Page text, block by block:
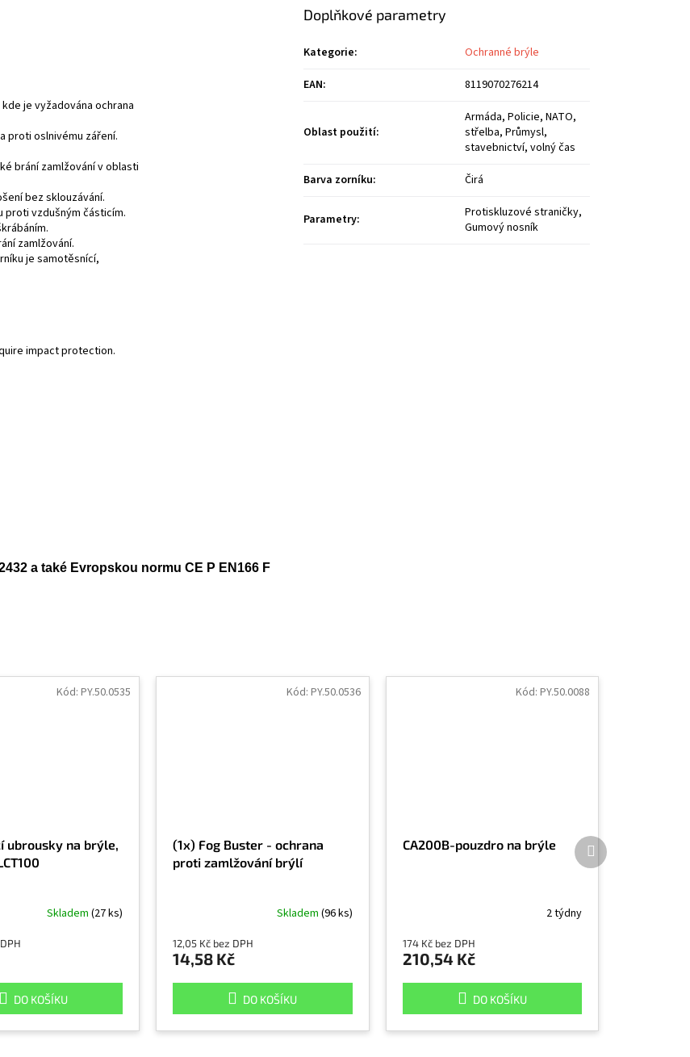
ubrousky na brýle,
Skladem (27 ks)
DO KOŠÍKU
Kód: PY.50.0535
(1x) Fog Buster - ochrana
proti zamlžování brýlí
Skladem (96 ks)
12,05 Kč bez DPH
14,58 Kč
DO KOŠÍKU
Kód: PY.50.0536
CA200B-pouzdro na brýle
2 týdny
174 Kč bez DPH
210,54 Kč
DO KOŠÍKU
Kód: PY.50.0088
Další
produkt
je vyžadována ochrana
proti oslnivému záření.
brání zamlžování v oblasti
bez sklouzávání.
proti vzdušným částicím.
zamlžování.
je samotěsnící,
impact protection.
a také Evropskou normu CE P EN166 F
Doplňkové parametry
Kategorie:
Ochranné brýle
EAN: 8119070276214
Oblast použití:
Armáda, Policie, NATO,
střelba, Průmysl,
stavebnictví, volný čas
Barva zorníku: Čirá
Parametry:
Protiskluzové straničky,
Gumový nosník